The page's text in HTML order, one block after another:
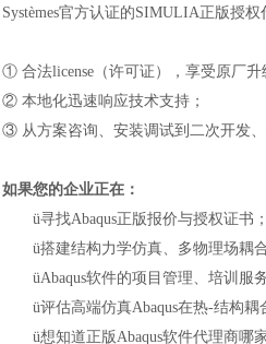
Systèmes官方认证的SIMULIA正版授权
① 合法license （许可证）
，享受原厂
② 本地化迅速响应技术支持；
③ 从方案咨询、安装调试到二次开发、
如果您的企业正在：
ü寻找Abaqus正版报价与授权证书；
ü搭建结构力学仿真、 多物理场耦
üAbaqus软件的项目管理、培训服
ü评估高端仿真Abaqus在热-结构
ü想知道正版Abaqus软件代理商哪